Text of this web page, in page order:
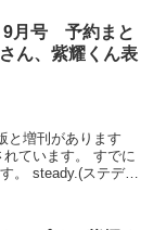
月号 予約まと
ん、紫耀くん表
と増刊があります
ています。 すでに
。 steady.(ステデ